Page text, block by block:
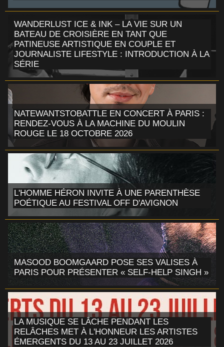
WANDERLUST ICE & INK – LA VIE SUR UN
BATEAU DE CROISIÈRE EN TANT QUE
PATINEUSE ARTISTIQUE EN COUPLE ET
JOURNALISTE LIFESTYLE : INTRODUCTION À LA
SÉRIE
NATEWANTSTOBATTLE EN CONCERT À PARIS :
RENDEZ-VOUS À LA MACHINE DU MOULIN
ROUGE LE 18 OCTOBRE 2026
L'HOMME HÉRON INVITE À UNE PARENTHÈSE
POÉTIQUE AU FESTIVAL OFF D'AVIGNON
MASOOD BOOMGAARD POSE SES VALISES À
PARIS POUR PRÉSENTER « SELF-HELP SINGH »
LA MUSIQUE SE LÂCHE PENDANT LES
RELÂCHES MET À L'HONNEUR LES ARTISTES
ÉMERGENTS DU 13 AU 23 JUILLET 2026